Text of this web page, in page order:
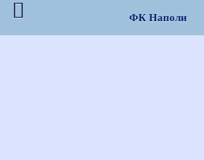
ФК Наполи